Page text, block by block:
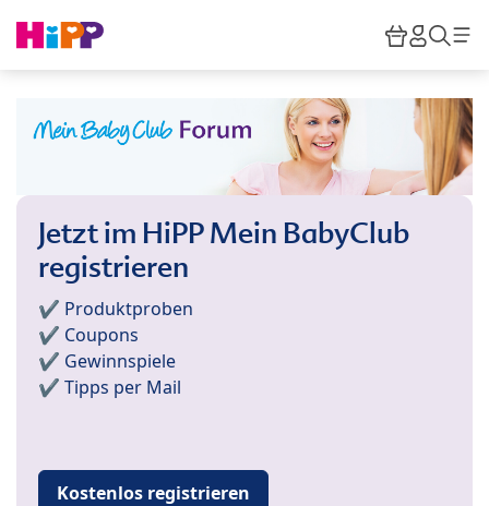
HiPP
Jetzt im HiPP Mein BabyClub
registrieren
✔️ Produktproben
✔️ Coupons
✔️ Gewinnspiele
✔️ Tipps per Mail
Kostenlos registrieren